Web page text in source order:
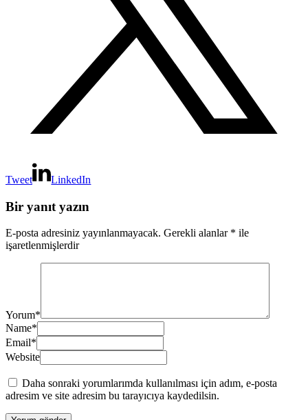
Tweet LinkedIn
Bir yanıt yazın
E-posta adresiniz yayınlanmayacak. Gerekli alanlar * ile
işaretlenmişlerdir
Yorum*
Name*
Email*
Website
Daha sonraki yorumlarımda kullanılması için adım, e-posta
adresim ve site adresim bu tarayıcıya kaydedilsin.